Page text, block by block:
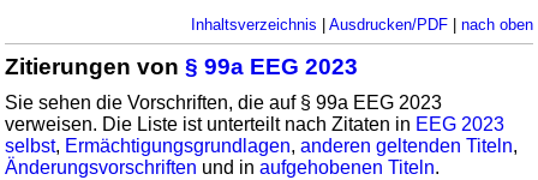
Inhaltsverzeichnis Ausdrucken/PDF| nach oben
Zitierungen von§ 99a EEG 2023
Sie sehen die Vorschriften, die auf § 99a EEG 2023
verweisen. Die Liste ist unterteilt nach Zitaten in EEG 2023
selbst, Ermächtigungsgrundlagen,anderen geltenden Titeln,
Änderungsvorschriften und inaufgehobenen Titeln.